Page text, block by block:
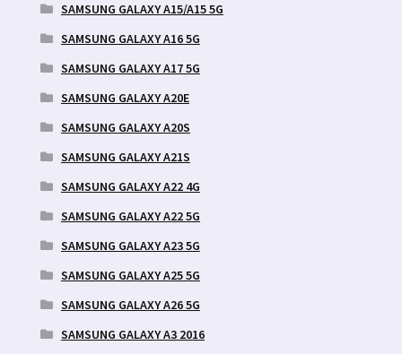
SAMSUNG GALAXY A15/A15 5G
SAMSUNG GALAXY A16 5G
SAMSUNG GALAXY A17 5G
SAMSUNG GALAXY A20E
SAMSUNG GALAXY A20S
SAMSUNG GALAXY A21S
SAMSUNG GALAXY A22 4G
SAMSUNG GALAXY A22 5G
SAMSUNG GALAXY A23 5G
SAMSUNG GALAXY A25 5G
SAMSUNG GALAXY A26 5G
SAMSUNG GALAXY A3 2016